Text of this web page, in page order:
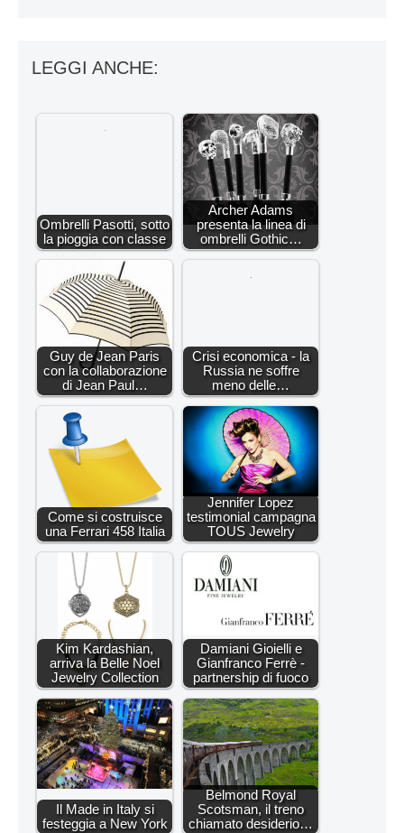
LEGGI ANCHE:
Ombrelli Pasotti, sotto
la pioggia con classe
Archer Adams
presenta la linea di
ombrelli Gothic…
Guy de Jean Paris
con la collaborazione
di Jean Paul…
Crisi economica - la
Russia ne soffre
meno delle…
Come si costruisce
una Ferrari 458 Italia
Jennifer Lopez
testimonial campagna
TOUS Jewelry
Kim Kardashian,
arriva la Belle Noel
Jewelry Collection
Damiani Gioielli e
Gianfranco Ferrè -
partnership di fuoco
Il Made in Italy si
festeggia a New York
Belmond Royal
Scotsman, il treno
chiamato desiderio…